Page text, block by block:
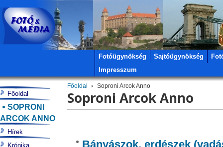
Fotóügynökség Sajtóügynökség
Impresszum
Főoldal Soproni Arcok Anno
Soproni Arcok Anno
Bányászok, erdészek
Főoldal
SOPRONI
ARCOK ANNO
Hírek
Krónika